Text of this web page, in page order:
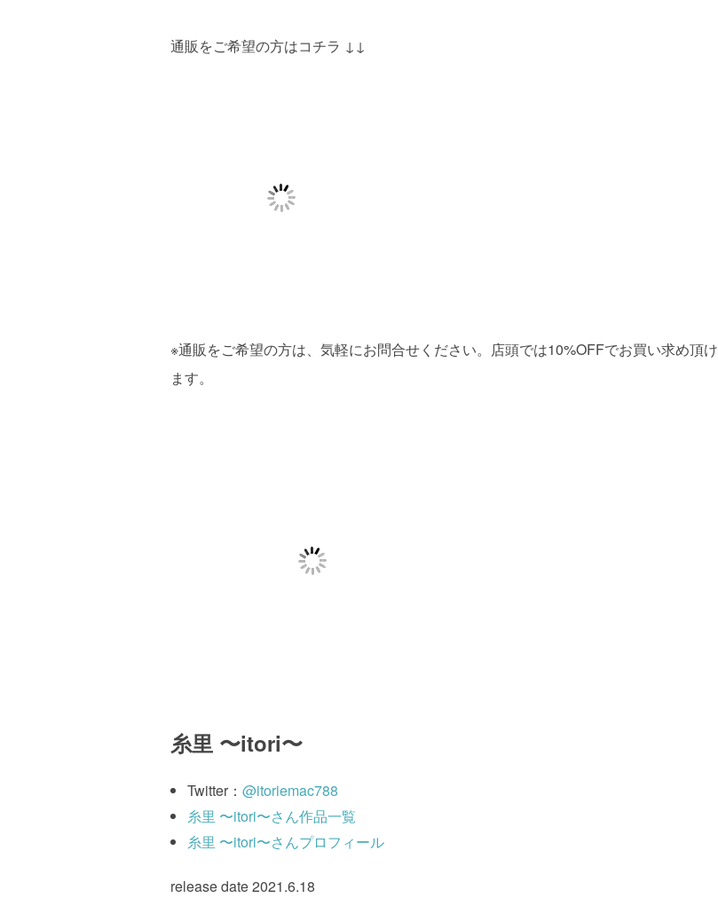
通販をご希望の方はコチラ ↓↓
※通販をご希望の方は、気軽にお問合せください。店頭では10%OFFでお買い求め頂け
ます。
糸里 〜itori〜
Twitter： @itoriemac788
糸里 〜itori〜さん作品一覧
糸里 〜itori〜さんプロフィール
release date 2021.6.18